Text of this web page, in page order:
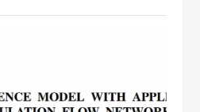
，特别是单核苷酸多态性（S
数型与标量型变量混合组成
据量庞大且表示形式各异，这
的影响，我们首先分别从超高